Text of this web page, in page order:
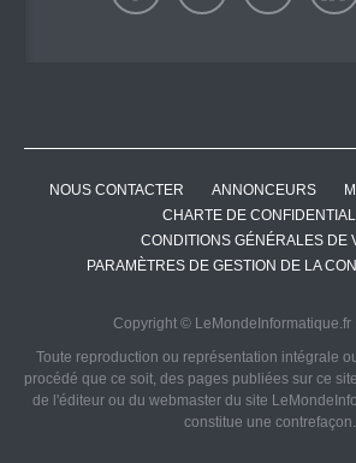
NOUS CONTACTER ANNONCEURS
CHARTE DE
CONDITIONS GÉNÉRALES DE
PARAMÈTRES DE GESTION DE LA
Copyright © LeMondeInformatique.fr
Toute reproduction ou représentation intégrale
procédé que ce soit, des pages publiées sur ce
de l'éditeur ou du webmaster du site
constitue une contrefaçon.